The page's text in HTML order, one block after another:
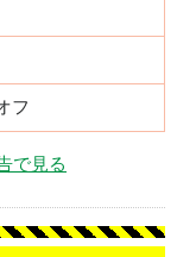
フ
で見る